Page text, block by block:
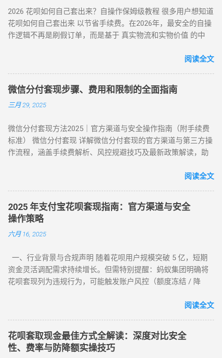
/ 网商贷 ：纯线上信用贷款，额度独立，年化利率低至 7.3%。
亲友代付 ：通过正规消费场景周转资...
付模式 通过为亲友代购商品实现资金流转，零手续费但依赖人
际关系信任。 三、套现操作速查：3 大高频实用方案对比 方案
名称 到账时间 手续费范围 推荐指数 适合场景 扫码秒提 10 分
4%-8% ★★★★☆ 日常规律性套现 亲友代付 即时到账 0%
★★★☆☆ 低频次隐私需求 四、2025 年花呗风控破解策略
（实操级指南） （一）行为模拟防监测技巧 金额控制 ：单次
间间隔 ：两次操作间隔≥72 小时，模拟真实消费周期 场景多元
化 ：交替使用扫码支付、生活缴费、电商购...
⭐⭐⭐⭐ 电商代购助手 真实物流单号生成 T+1 隔天 ⭐⭐⭐⭐⭐ 虚
拟卡回购平台 话费/卡券回收 1-2 小时 ⭐⭐⭐ 二、 如何正确使用
App 刷取花呗？ 为了保障资金安全与账户健康，使用此类 App
2026 花呗如何自己套出来？自操作保姆级教程 很多用户想知道
花呗如何自己套出来 以节省手续费。在2026年，最安全的自操
作逻辑不再是刷假订单，而是基于 真实物流和实物价值 的中
道，用户可以绕过传统商家的层层抽成，实现资金的低折损回
折损 高安全性 自操作的核心在于“隐蔽性”。如果你直接扫描自
己的收款码，支付宝风控会瞬间识别为违规套现。以下是 2026
年依然有效的几种正确自操作姿势。 一、 2026 个人自操作三
物转手 天猫/京东买手机回购 约 5% T+1 / T+2 话费/流量代充
帮亲友充值并代收现金 约 2% 即时 黄金/硬通货模式 支付宝黄
金回购或实物金 视金价波动 2-3个工作日 二、 深度步骤：花呗
是 2026 年权重最高的方法。在天猫旗舰店挑选一款热门手机
（如 iPh...
阅读全文
微信分付套现步骤、费用和限制的全面指南
三月 29, 2025
微信分付套现方法2025｜官方渠道与安全操作指南（附手续费
标准） 微信分付套现 详解微信分付套现的官方渠道与第三方操
作流程，涵盖手续费解析、风控规避技巧及最新政策解读，助
年新规：微信支付强化分付风控，禁止直接套现（引用央行
（第三方支付研究院数据） 主流方式：通过虚拟商品交易（占
比68%）、线下商家合作（占比22%） 二、微信分付套现操作
指南（2025最新流程） 官方渠道：分付还款抵扣（合规但有限
制） 路径：微信→钱包→分付→还款→使用分付额度还款 限
易（主流方法） 选择支持分付的电商平台（如美团、苏宁易
购） 购买电子礼品卡/话费充值（建议≤2000元/笔） 联系回收
商变现，手续费8%-15% 线下商家合作：扫码套现（需深度信
阅读全文
2025 年支付宝花呗套现指南：官方渠道与安全
操作策略
六月 16, 2025
一、行业背景与合规声明 随着花呗用户规模突破 5 亿，短期
资金灵活调配需求持续增长。但需特别提醒：蚂蚁集团明确将
花呗套现列为违规行为，可能触发账户风控（额度冻结 / 降
可的额度使用场景及低风险操作方案，助力用户理性管理信用
（一）电商平台类 —— 高频消费场景适配 ▶ 淘宝 / 天猫（五星
推荐） 安全指数 ：★★★★★（支付宝生态内闭环操作） 操
作流程 ： 选择 “蚂蚁花呗分期” 标识商品（3C 数码 / 家电等高
阅读全文
花呗套取现金最佳方式全解读：深度对比安全
性、费率与防降额实操技巧